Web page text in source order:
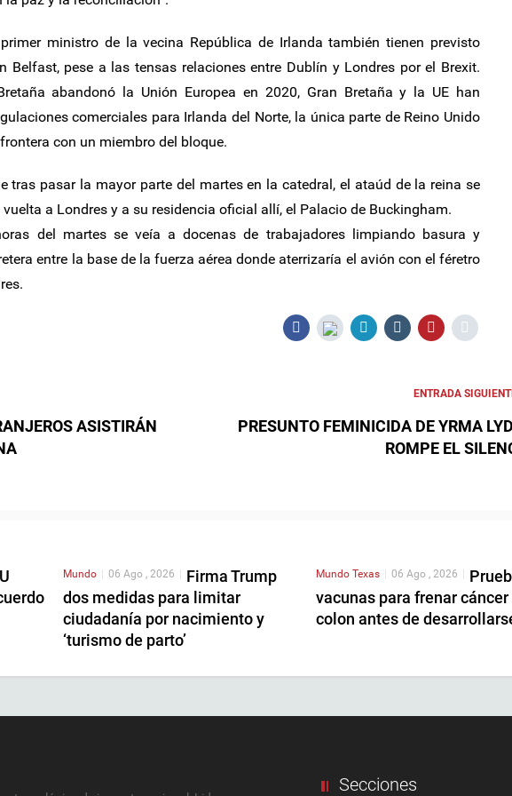
ministro de la vecina República de Irlanda también tienen previsto
Belfast, pese a las tensas relaciones entre Dublín y Londres por el Brexit.
abandonó la Unión Europea en 2020, Gran Bretaña y la UE han
comerciales para Irlanda del Norte, la única parte de Reino Unido
con un miembro del bloque.
tras pasar la mayor parte del martes en la catedral, el ataúd de la reina se
a Londres y a su residencia oficial allí, el Palacio de Buckingham.
del martes se veía a docenas de trabajadores limpiando basura y
entre la base de la fuerza aérea donde aterrizaría el avión con el féretro
ASISTIRÁN
ENTRADA
PRESUNTO FEMINICIDA DE YRMA
ROMPE EL
Mundo | 06 Ago , 2026 | Firma Trump
dos medidas para limitar
ciudadanía por nacimiento y
‘turismo de parto’
Mundo Texas | 06 Ago , 2026 |
vacunas para frenar cáncer
colon antes de
Secciones